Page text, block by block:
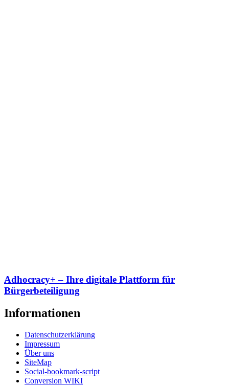
Adhocracy+ – Ihre digitale Plattform für
Bürgerbeteiligung
Informationen
Datenschutzerklärung
Impressum
Über uns
SiteMap
Social-bookmark-script
Conversion WIKI